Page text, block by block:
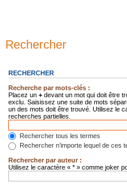
Rechercher
RECHERCHER
Recherche par mots-clés :
Placez un + devant un mot qui doit être
exclu. Saisissez une suite de mots
un des mots doit être trouvé. Utilisez le
recherches partielles.
Rechercher tous les termes
Rechercher n’importe lequel de ces
Rechercher par auteur :
Utilisez le caractère « * » comme joker